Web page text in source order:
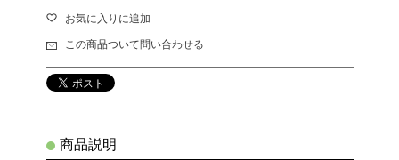
お気に入りに追加
この商品ついて問い合わせる
商品説明